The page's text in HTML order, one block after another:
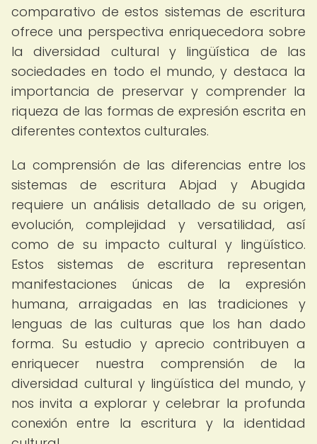
comparativo de estos sistemas de escritura
ofrece una perspectiva enriquecedora sobre
la diversidad cultural y lingüística de las
sociedades en todo el mundo, y destaca la
importancia de preservar y comprender la
riqueza de las formas de expresión escrita en
diferentes contextos culturales.
La comprensión de las diferencias entre los
sistemas de escritura Abjad y Abugida
requiere un análisis detallado de su origen,
evolución, complejidad y versatilidad, así
como de su impacto cultural y lingüístico.
Estos sistemas de escritura representan
manifestaciones únicas de la expresión
humana, arraigadas en las tradiciones y
lenguas de las culturas que los han dado
forma. Su estudio y aprecio contribuyen a
enriquecer nuestra comprensión de la
diversidad cultural y lingüística del mundo, y
nos invita a explorar y celebrar la profunda
conexión entre la escritura y la identidad